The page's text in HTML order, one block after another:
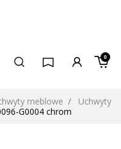
0
meblowe
Uchwyty
G0004 chrom